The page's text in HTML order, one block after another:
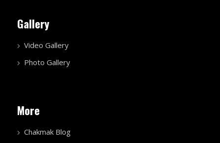
Gallery
Video Gallery
Photo Gallery
More
Chakmak Blog